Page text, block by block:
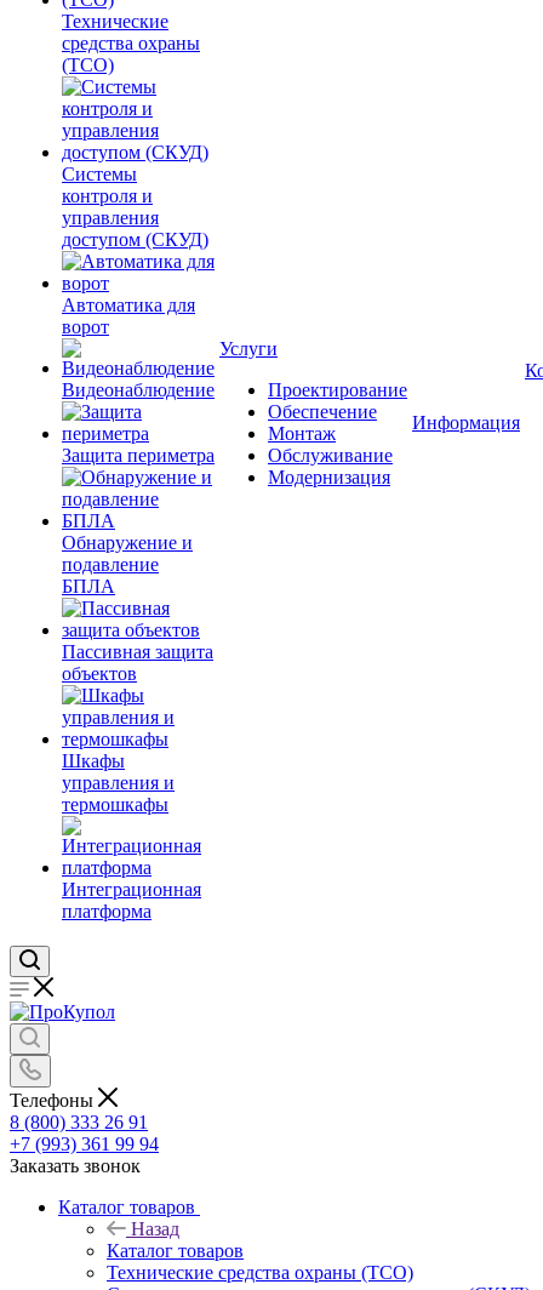
Технические
средства охраны
(ТСО)
Системы
контроля и
управления
доступом (СКУД)
Автоматика для
ворот
Видеонаблюдение
Защита периметра
Обнаружение и
подавление
БПЛА
Пассивная защита
объектов
Шкафы
управления и
термошкафы
Интеграционная
платформа
Услуги
Проектирование
Обеспечение
Монтаж
Обслуживание
Модернизация
Информация
Телефоны
8 (800) 333 26 91
+7 (993) 361 99 94
Заказать звонок
Каталог товаров
Назад
Каталог товаров
Технические средства охраны (ТСО)